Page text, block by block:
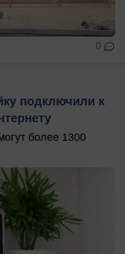
0
подключили к
более 1300